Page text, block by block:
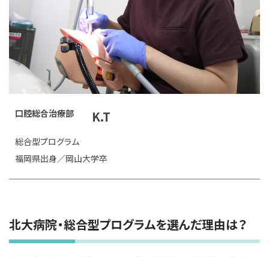
口腔総合治療部 K.T
総合型プログラム
福岡県出身／岡山大学卒
北大病院・総合型プログラムを選んだ理由は？